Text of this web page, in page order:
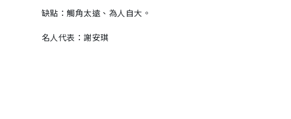
缺點：觸角太遠、為人自大。
名人代表：謝安琪